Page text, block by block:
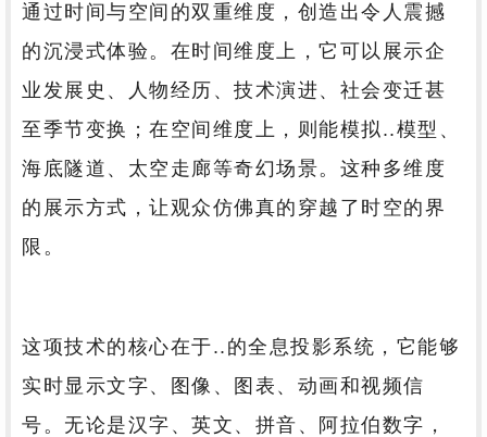
通过时间与空间的双重维度，创造出令人震撼
的沉浸式体验。在时间维度上，它可以展示企
业发展史、人物经历、技术演进、社会变迁甚
至季节变换；在空间维度上，则能模拟..模型、
海底隧道、太空走廊等奇幻场景。这种多维度
的展示方式，让观众仿佛真的穿越了时空的界
限。
这项技术的核心在于..的全息投影系统，它能够
实时显示文字、图像、图表、动画和视频信
号。无论是汉字、英文、拼音、阿拉伯数字，